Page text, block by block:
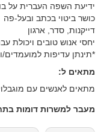
ידיעת השפה העברית על
כושר ביטוי בכתב ובעל-פה
דייקנות, סדר, ארגון
יחסי אנוש טובים ויכולת
*תינתן עדיפות למועמדים/
מתאים ל:
מתאים לאנשים עם
מעבר למשרות דומות